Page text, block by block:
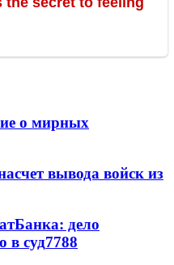
о мирных
вывода войск из
дело
в суд7788